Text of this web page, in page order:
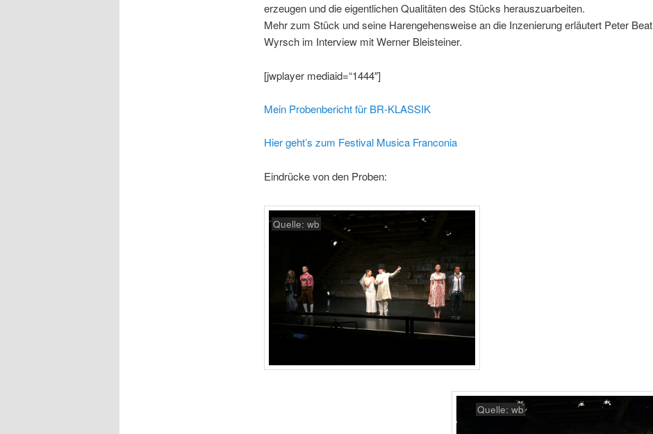
erzeugen und die eigentlichen Qualitäten des Stücks herauszuarbeiten.
Mehr zum Stück und seine Harengehensweise an die Inzenierung erläutert Peter Beat
Wyrsch im Interview mit Werner Bleisteiner.
[jwplayer mediaid=“1444″]
Mein Probenbericht für BR-KLASSIK
Hier geht’s zum Festival Musica Franconia
Eindrücke von den Proben:
Quelle: wb
Quelle: wb